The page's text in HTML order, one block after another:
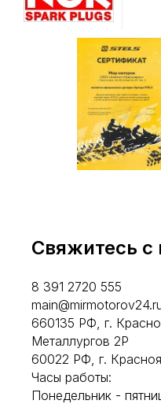
Свяжитесь с
8 391 2720 555
660135 РФ, г.
Металлургов 2Р
60022 РФ, г.
Часы работы:
Понедельник -